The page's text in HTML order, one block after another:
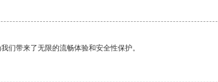
们带来了无限的流畅体验和安全性保护。